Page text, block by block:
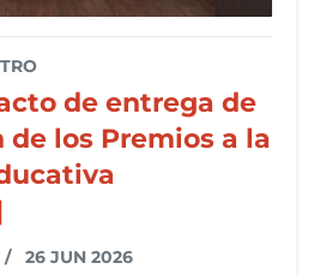
de entrega de
de los Premios a la
/ 26 JUN 2026